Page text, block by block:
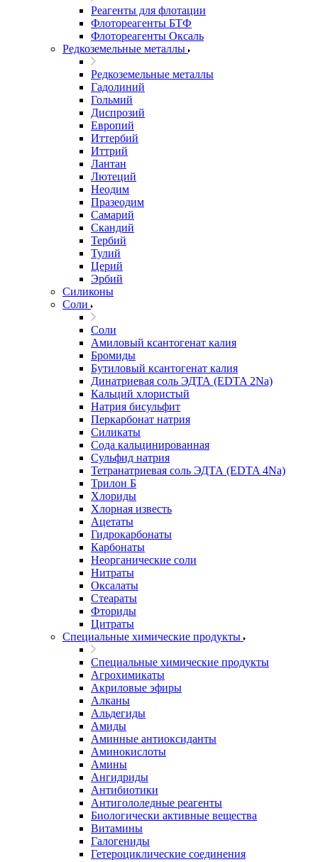
Реагенты для флотации
Флотореагенты БТФ
Флотореагенты Оксаль
Редкоземельные металлы
Редкоземельные металлы
Гадолиний
Гольмий
Диспрозий
Европий
Иттербий
Иттрий
Лантан
Лютеций
Неодим
Празеодим
Самарий
Скандий
Тербий
Тулий
Церий
Эрбий
Силиконы
Соли
Соли
Амиловый ксантогенат калия
Бромиды
Бутиловый ксантогенат калия
Динатриевая соль ЭДТА (EDTA 2Na)
Кальций хлористый
Натрия бисульфит
Перкарбонат натрия
Силикаты
Сода кальцинированная
Сульфид натрия
Тетранатриевая соль ЭДТА (EDTA 4Na)
Трилон Б
Хлориды
Хлорная известь
Ацетаты
Гидрокарбонаты
Карбонаты
Неорганические соли
Нитраты
Оксалаты
Стеараты
Фториды
Цитраты
Специальные химические продукты
Специальные химические продукты
Агрохимикаты
Акриловые эфиры
Алканы
Альдегиды
Амиды
Аминные антиоксиданты
Аминокислоты
Амины
Ангидриды
Антибиотики
Антигололедные реагенты
Биологически активные вещества
Витамины
Галогениды
Гетероциклические соединения